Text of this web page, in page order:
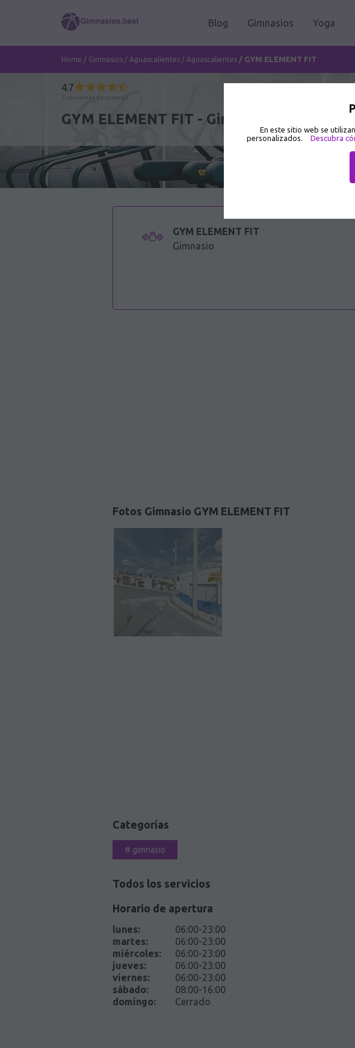
En este sitio web se
personalizados.
Descubra
Blog Gimnasios Yoga
Home / Gimnasios / Aguascalientes / Aguascalientes / GYM ELEMENT FIT
4.7
7 opiniones de usuarios
GYM ELEMENT FIT - Gimnasio
GYM ELEMENT FIT
Gimnasio
Fotos Gimnasio GYM ELEMENT FIT
Categorías
# gimnasio
Todos los servicios
Horario de apertura
lunes:
06:00-23:00
martes:
06:00-23:00
miércoles:
06:00-23:00
jueves:
06:00-23:00
viernes:
06:00-23:00
sábado:
08:00-16:00
domingo: Cerrado